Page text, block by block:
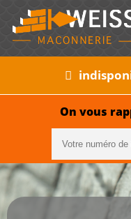
On vous